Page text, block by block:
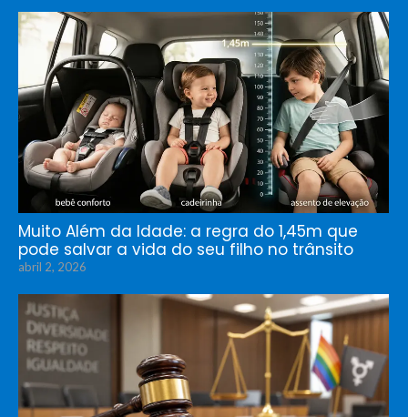
Muito Além da Idade: a regra do 1,45m que
pode salvar a vida do seu filho no trânsito
abril 2, 2026